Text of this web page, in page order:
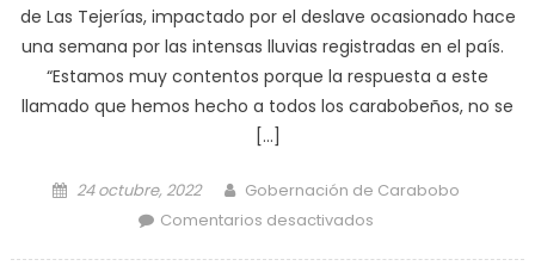
de Las Tejerías, impactado por el deslave ocasionado hace
una semana por las intensas lluvias registradas en el país.
“Estamos muy contentos porque la respuesta a este
llamado que hemos hecho a todos los carabobeños, no se
[…]
Posted on
24 octubre, 2022 Author
Gobernación de Carabobo
Comentarios desactivados